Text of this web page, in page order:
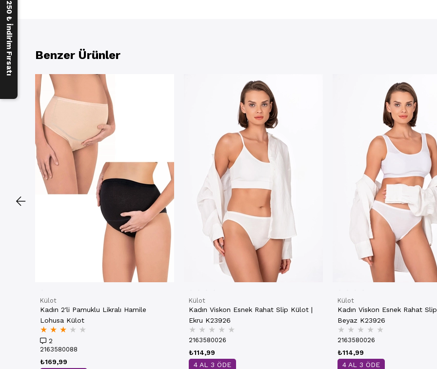
Benzer Ürünler
Külot
Kadın 2'li Pamuklu Likralı Hamile
Lohusa Külot
★ ★ ★ ★ ★
2
2163580088
₺169,99
Külot
Kadın Viskon Esnek Rahat Slip Külot |
Ekru K23926
★ ★ ★ ★ ★
2163580026
₺114,99
4 AL 3 ÖDE
Külot
Kadın Viskon Esnek Rahat
Beyaz K23926
★ ★ ★ ★ ★
2163580026
₺114,99
4 AL 3 ÖDE
250 ₺ İndirim Fırsatı